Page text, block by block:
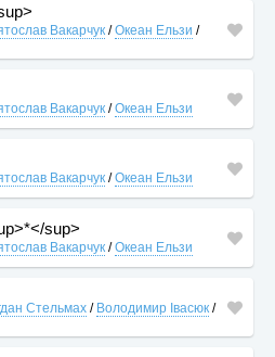
Вакарчук /Океан Ельзи /
Вакарчук /Океан Ельзи
Вакарчук /Океан Ельзи
sup>
Вакарчук /Океан Ельзи
Стельмах / Володимир Івасюк /